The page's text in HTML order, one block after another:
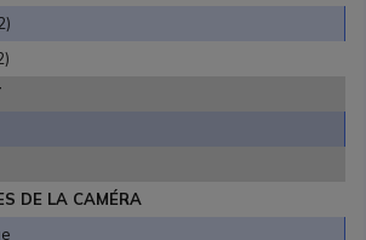
DE LA CAMÉRA